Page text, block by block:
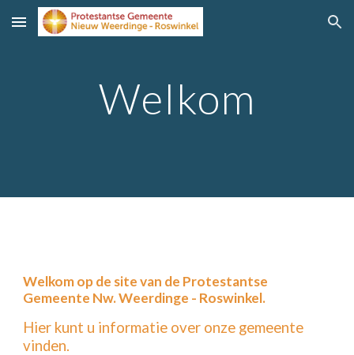
Skip to main content Skip to navigation
Welkom
Welkom op de site van de Protestantse
Gemeente Nw. Weerdinge - Roswinkel.
Hier kunt u informatie over onze gemeente
vinden.